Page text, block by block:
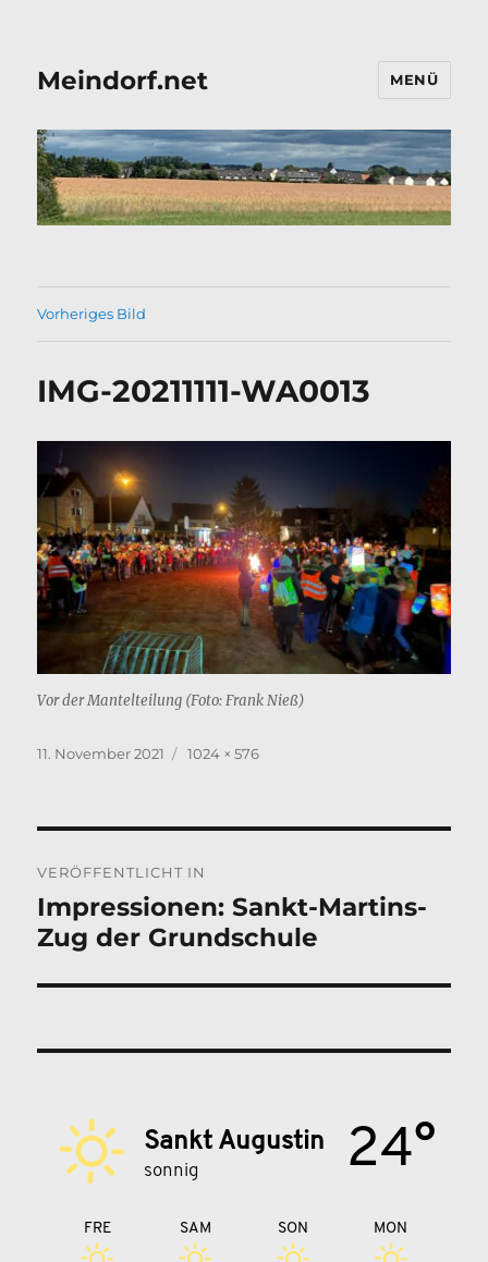
Meindorf.net MENÜ
Vorheriges Bild
IMG-20211111-WA0013
Vor der Mantelteilung (Foto: Frank Nieß)
Veröffentlicht
11. November 2021 Originalgröße
1024 × 576
VERÖFFENTLICHT IN
Impressionen: Sankt-Martins-
Zug der Grundschule
Sankt Augustin
sonnig 24°
FRE SAM SON MON